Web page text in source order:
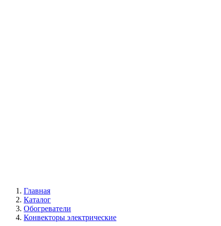
Главная
Каталог
Обогреватели
Конвекторы электрические